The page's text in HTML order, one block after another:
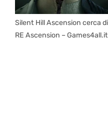
Silent Hill Ascension cerca
RE Ascension – Games4all.it